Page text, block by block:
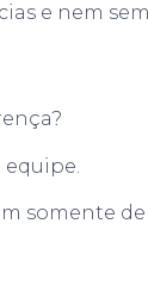
e nem
somente